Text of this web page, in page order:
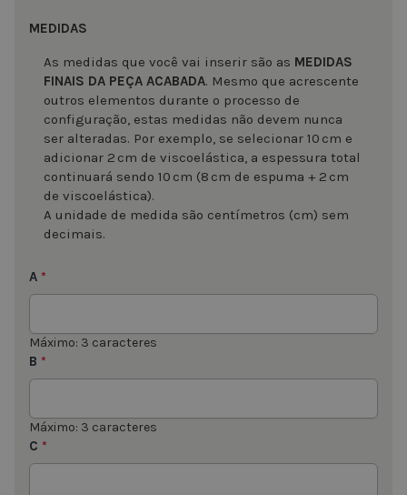
MEDIDAS
As medidas que você vai inserir são as MEDIDAS
FINAIS DA PEÇA ACABADA. Mesmo que acrescente
outros elementos durante o processo de
configuração, estas medidas não devem nunca
ser alteradas. Por exemplo, se selecionar 10 cm e
adicionar 2 cm de viscoelástica, a espessura total
continuará sendo 10 cm (8 cm de espuma + 2 cm
de viscoelástica).
A unidade de medida são centímetros (cm) sem
decimais.
A *
Máximo: 3 caracteres
B *
Máximo: 3 caracteres
C *